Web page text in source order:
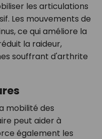
les articulations
Les mouvements de
ce qui améliore la
la raideur,
souffrant d'arthrite
mobilité des
peut aider à
également les